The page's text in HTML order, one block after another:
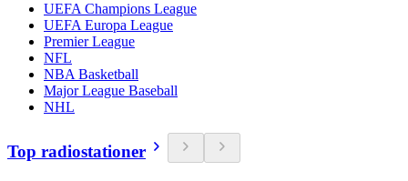
UEFA Champions League
UEFA Europa League
Premier League
NFL
NBA Basketball
Major League Baseball
NHL
Top radiostationer